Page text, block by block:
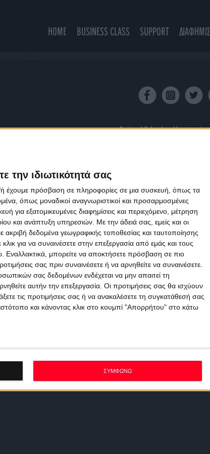
την ιδιωτικότητά σας
ή έχουμε πρόσβαση σε πληροφορίες σε μια συσκευή, όπως τα
όπως μοναδικοί αναγνωριστικοί και προσαρμοσμένες
για εξατομικευμένες διαφημίσεις και περιεχόμενο, μέτρηση
και ανάπτυξη υπηρεσιών. Με την άδειά σας, εμείς και οι
ακριβή δεδομένα γεωγραφικής τοποθεσίας και ταυτοποίησης
για να συναινέσετε στην επεξεργασία από εμάς και τους
μπορείτε να αποκτήσετε πρόσβαση σε πιο
σας πριν συναινέσετε ή να αρνηθείτε να συναινέσετε.
σας δεδομένων ενδέχεται να μην απαιτεί τη
αυτήν την επεξεργασία. Οι προτιμήσεις σας θα ισχύουν
τις προτιμήσεις σας ή να ανακαλέσετε τη συγκατάθεσή σας
και κάνοντας κλικ στο κουμπί "Απορρήτου" στο κάτω
ΣΥΜΦΩΝΩ
HOME BUSINESS CLASS SUPPORT
Designed & developed byporcupine